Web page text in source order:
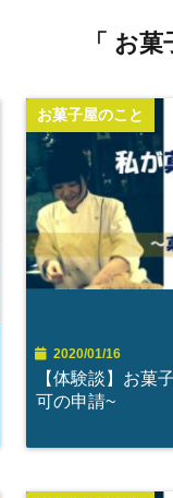
「 お
お菓子屋のこと
2020/01/16
【体験談】お菓
可の申請~